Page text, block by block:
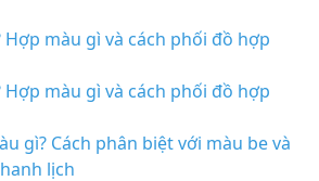
Hợp màu gì và cách phối đồ hợp
Hợp màu gì và cách phối đồ hợp
gì? Cách phân biệt với màu be và
lịch